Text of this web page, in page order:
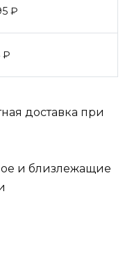
₽
₽
доставка при
и близлежащие